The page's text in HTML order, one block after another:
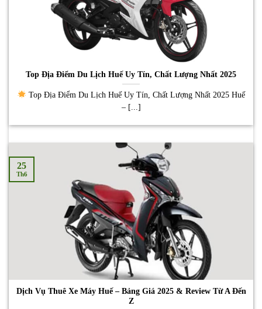
Top Địa Điểm Du Lịch Huế Uy Tín, Chất Lượng Nhất 2025
Top Địa Điểm Du Lịch Huế Uy Tín, Chất Lượng Nhất 2025 Huế
– [...]
Dịch Vụ Thuê Xe Máy Huế – Bảng Giá 2025 & Review Từ A Đến
Z
25
Th6